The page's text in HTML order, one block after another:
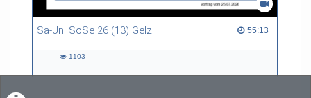
Sa-Uni SoSe 26 (13) Gelz 55:13
55:13 duration
1103